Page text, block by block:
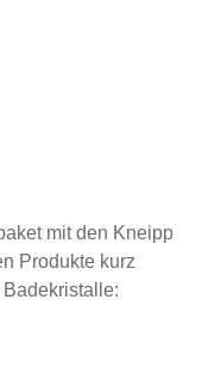
mit den Kneipp
Produkte kurz